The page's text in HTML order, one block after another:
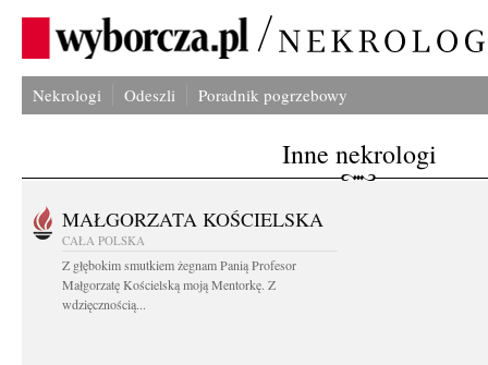
Nekrologi Odeszli Poradnik pogrzebowy
Inne nekrologi
MAŁGORZATA KOŚCIELSKA
CAŁA POLSKA
Z głębokim smutkiem żegnam Panią Profesor
Małgorzatę Kościelską moją Mentorkę. Z
wdzięcznością...